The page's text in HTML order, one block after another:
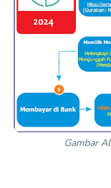
Gambar